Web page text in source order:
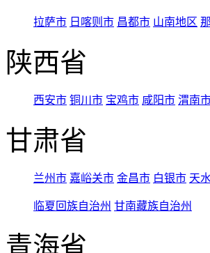
拉萨市 日喀则市 昌都市 山南地区
陕西省
西安市 铜川市 宝鸡市 咸阳市 渭南
甘肃省
兰州市 嘉峪关市 金昌市 白银市 天
临夏回族自治州 甘南藏族自治州
青海省